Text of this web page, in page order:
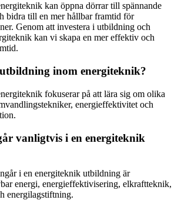
kan öppna dörrar till spännande
bidra till en mer hållbar framtid för
Genom att investera i utbildning och
kan vi skapa en mer effektiv och
inom energiteknik?
fokuserar på att lära sig om olika
energieffektivitet och
vanligtvis i en energiteknik
i en energiteknik utbildning är
energi, energieffektivisering, elkraftteknik,
energilagstiftning.